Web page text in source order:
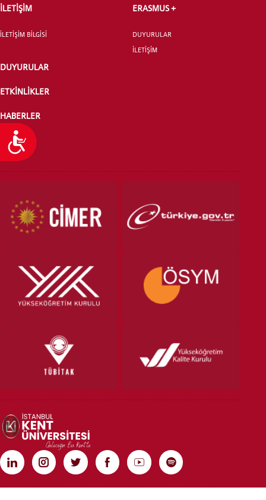
Ulaşılabilirlik
İLETİŞİM
İLETİŞİM BİLGİSİ
ERASMUS +
DUYURULAR
İLETİŞİM
DUYURULAR
ETKİNLİKLER
HABERLER
PUANTAJ